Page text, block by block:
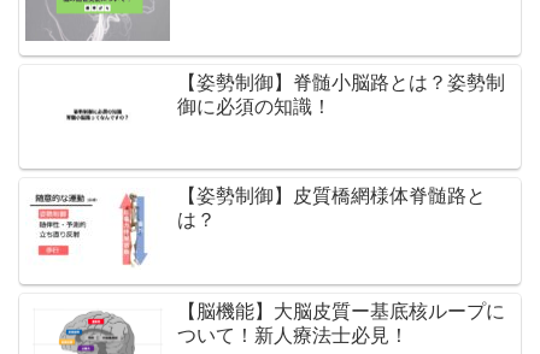
【姿勢制御】脊髄小脳路とは？姿勢制
御に必須の知識！
【姿勢制御】皮質橋網様体脊髄路と
は？
【脳機能】大脳皮質ー基底核ループに
ついて！新人療法士必見！